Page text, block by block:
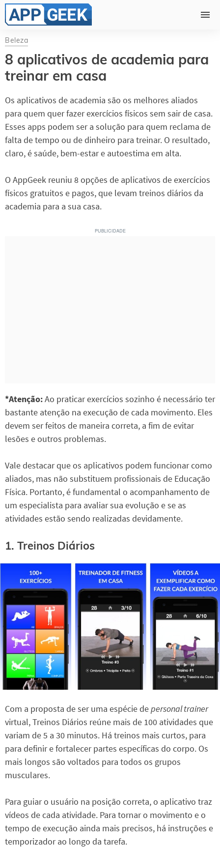
Beleza
8 aplicativos de academia para
treinar em casa
Os aplicativos de academia são os melhores aliados
para quem quer fazer exercícios físicos sem sair de casa.
Esses apps podem ser a solução para quem reclama de
falta de tempo ou de dinheiro para treinar. O resultado,
claro, é saúde, bem-estar e autoestima em alta.
O AppGeek reuniu 8 opções de aplicativos de exercícios
físicos gratuitos e pagos, que levam treinos diários da
academia para a sua casa.
*Atenção:Ao praticar exercícios sozinho é necessário ter
bastante atenção na execução de cada movimento. Eles
devem ser feitos de maneira correta, a fim de evitar
lesões e outros problemas.
Vale destacar que os aplicativos podem funcionar como
aliados, mas não substituem profissionais de Educação
Física. Portanto, é fundamental o acompanhamento de
um especialista para avaliar sua evolução e se as
atividades estão sendo realizadas devidamente.
1. Treinos Diários
Com a proposta de ser uma espécie depersonal trainer
virtual, Treinos Diários reúne mais de 100 atividades que
variam de 5 a 30 minutos. Há treinos mais curtos, para
para definir e fortalecer partes específicas do corpo. Os
mais longos são voltados para todos os grupos
musculares.
Para guiar o usuário na posição correta, o aplicativo traz
vídeos de cada atividade. Para tornar o movimento e o
tempo de execução ainda mais precisos, há instruções e
temporizador ao longo da tarefa.